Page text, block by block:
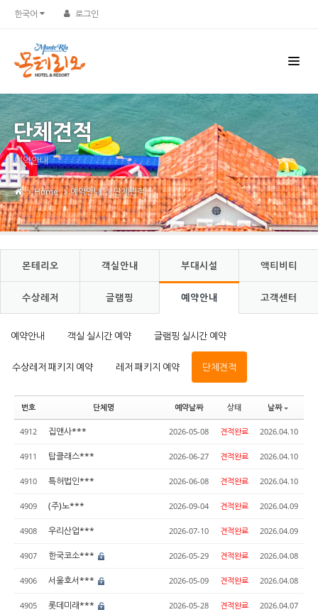
한국어 로그인
단체견적
예약안내
Home 예약안내 단체견적
몬테리오 객실안내 부대시설 액티비티
수상레저 글램핑 예약안내 고객센터
예약안내 객실 실시간 예약 글램핑 실시간 예약
수상레저 패키지 예약 레저 패키지 예약 단체견적
번호 단체명 예약날짜 상태 날짜
4912 집앤사*** 2026-05-08 견적완료 2026.04.10
4911 탑클래스*** 2026-06-27 견적완료 2026.04.10
4910 특허법인*** 2026-06-08 견적완료 2026.04.10
4909 (주)노*** 2026-09-04 견적완료 2026.04.09
4908 우리산업*** 2026-07-10 견적완료 2026.04.09
4907 한국코소*** 2026-05-29 견적완료 2026.04.08
4906 서울호서*** 2026-05-09 견적완료 2026.04.08
4905 롯데미래*** 2026-05-28 견적완료 2026.04.07
Sketchbook5, 스케치북5